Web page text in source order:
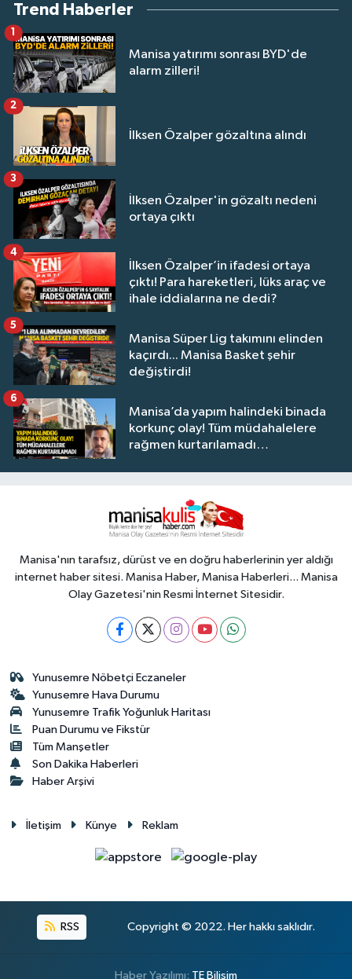
Trend Haberler
Manisa yatırımı sonrası BYD'de
alarm zilleri!
1
İlksen Özalper gözaltına alındı
2
İlksen Özalper'in gözaltı nedeni
ortaya çıktı
3
İlksen Özalper’in ifadesi ortaya
çıktı! Para hareketleri, lüks araç ve
ihale iddialarına ne dedi?
4
Manisa Süper Lig takımını elinden
kaçırdı... Manisa Basket şehir
değiştirdi!
5
Manisa’da yapım halindeki binada
korkunç olay! Tüm müdahalelere
rağmen kurtarılamadı…
6
Manisa'nın tarafsız, dürüst ve en doğru haberlerinin yer aldığı
internet haber sitesi. Manisa Haber, Manisa Haberleri... Manisa
Olay Gazetesi'nin Resmi İnternet Sitesidir.
Yunusemre Nöbetçi Eczaneler
Yunusemre Hava Durumu
Yunusemre Trafik Yoğunluk Haritası
Puan Durumu ve Fikstür
Tüm Manşetler
Son Dakika Haberleri
Haber Arşivi
İletişim Künye Reklam
RSS Copyright © 2022. Her hakkı saklıdır.
Haber Yazılımı: TE Bilişim